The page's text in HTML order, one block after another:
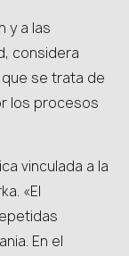
y a las
considera
que se trata de
los procesos
vinculada a la
«El
En el